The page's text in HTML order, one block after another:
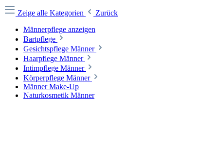
Zeige alle Kategorien
Zurück
Männerpflege anzeigen
Bartpflege
Gesichtspflege Männer
Haarpflege Männer
Intimpflege Männer
Körperpflege Männer
Männer Make-Up
Naturkosmetik Männer